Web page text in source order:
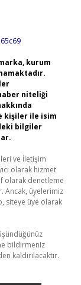
kurum
niteliği
kişiler ile isim
bilgiler
ve İletişim
olarak hizmet
olarak denetleme
Ancak, üyelerimiz
siteye üye olarak
bildirmeniz
kaldırılacaktır.